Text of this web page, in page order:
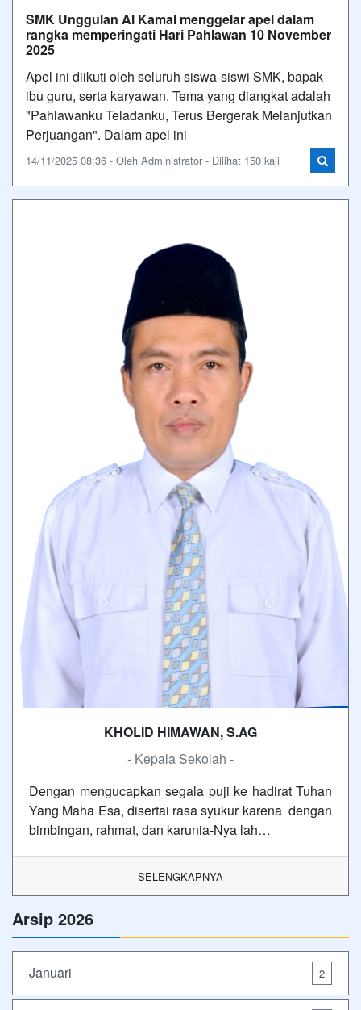
SMK Unggulan Al Kamal menggelar apel dalam
rangka memperingati Hari Pahlawan 10 November
2025
Apel ini diikuti oleh seluruh siswa-siswi SMK, bapak
ibu guru, serta karyawan. Tema yang diangkat adalah
"Pahlawanku Teladanku, Terus Bergerak Melanjutkan
Perjuangan". Dalam apel ini
14/11/2025 08:36 - Oleh Administrator - Dilihat 150 kali
KHOLID HIMAWAN, S.AG
- Kepala Sekolah -
Dengan mengucapkan segala puji ke hadirat Tuhan
Yang Maha Esa, disertai rasa syukur karena dengan
bimbingan, rahmat, dan karunia-Nya lah…
SELENGKAPNYA
Arsip 2026
Januari 2